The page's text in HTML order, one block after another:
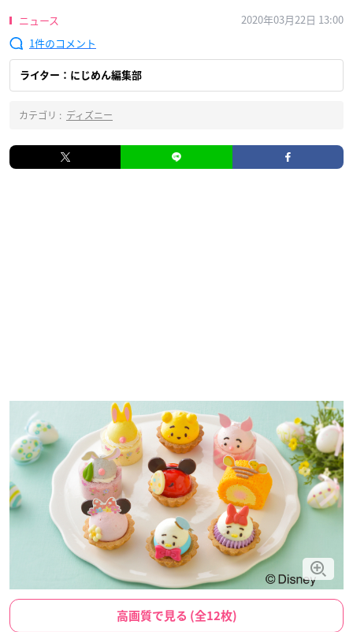
ニュース
2020年03月22日 13:00
1
ライター：にじめん編集部
カテゴリ : ディズニー
高画質で見る (全12枚)